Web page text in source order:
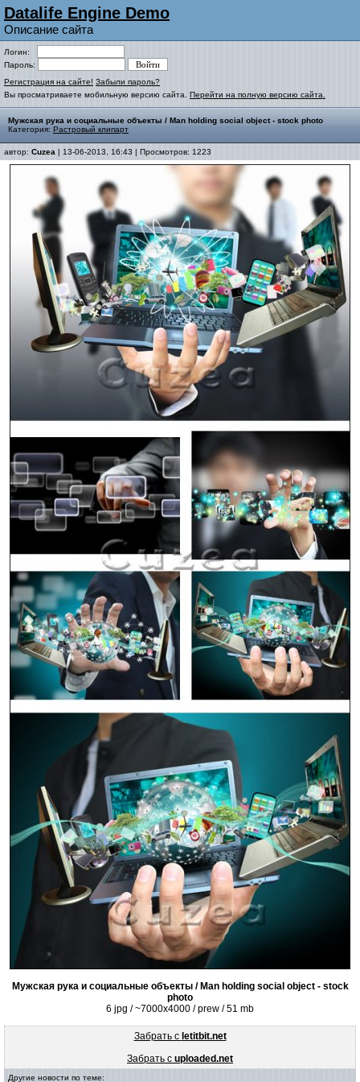
Datalife Engine Demo
Описание сайта
Логин:
Пароль:
Регистрация на сайте! Забыли пароль?
Вы просматриваете мобильную версию сайта. Перейти на полную версию сайта.
Мужская рука и социальные объекты / Man holding social object - stock photo
Категория: Растровый клипарт
автор: Cuzea | 13-06-2013, 16:43 | Просмотров: 1223
Мужская рука и социальные объекты / Man holding social object - stock
photo
6 jpg / ~7000x4000 / prew / 51 mb
Забрать с letitbit.net
Забрать с uploaded.net
Другие новости по теме: